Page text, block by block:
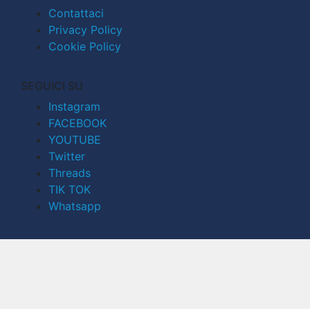
Contattaci
Privacy Policy
Cookie Policy
SEGUICI SU
Instagram
FACEBOOK
YOUTUBE
Twitter
Threads
TIK TOK
Whatsapp